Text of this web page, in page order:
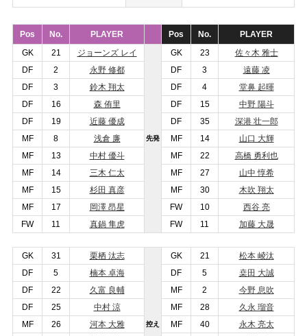
Pos No. PLAYER Pos No.
PLAYER
GK
21 ジョーンズ レイ
先発
GK 23
佐々木 雅士
DF
2 永野 修都 DF 3
遠藤 凌
DF
3 鈴木 翔太 DF 4
堂鼻 起暉
DF
16 森 侑里 DF 15
中野 陽斗
DF
19 近藤 優成 DF 35
深港 壮一郎
MF
8 浅倉 廉 MF 14
山口 大輝
MF
13 中村 優斗 MF 22
高橋 勇利也
MF
14 三木 仁太 MF 27
山中 惇希
MF
15 杉田 真彦 MF 30
木吹 翔太
MF
17 岡澤 昂星 FW 10
西谷 亮
FW
11 真鍋 隼虎 FW 11 加藤 大晟
GK 31 栗栖 汰志
控え
GK 21
松本 崚汰
DF
5 楠本 卓海 DF 5
桒田 大誠
DF
22 久富 良輔 MF 2
今野 息吹
DF
25 中村 涼 MF 28
久永 瑠音
MF
26 河本 大雅 MF 40
永木 亮太